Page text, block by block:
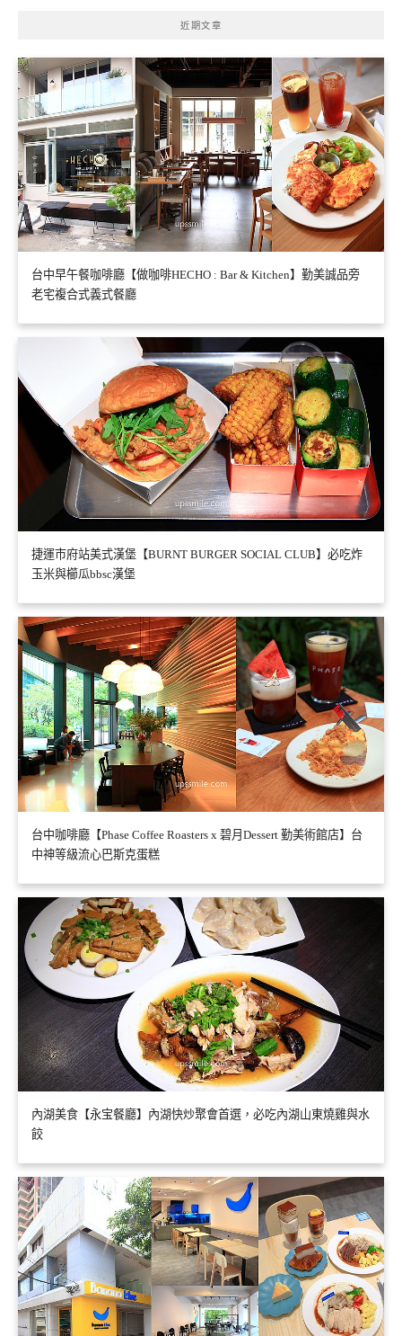
近期文章
台中早午餐咖啡廳【做咖啡HECHO : Bar & Kitchen】勤美誠品旁
老宅複合式義式餐廳
捷運市府站美式漢堡【BURNT BURGER SOCIAL CLUB】必吃炸
玉米與櫛瓜bbsc漢堡
台中咖啡廳【Phase Coffee Roasters x 碧月Dessert 勤美術館店】台
中神等級流心巴斯克蛋糕
內湖美食【永宝餐廳】內湖快炒聚會首選，必吃內湖山東燒雞與水
餃